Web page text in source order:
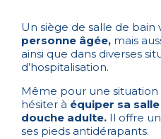
Un siège de salle de bain
personne âgée, mais
ainsi que dans diverses
d’hospitalisation.
Même pour une
hésiter à équiper sa
douche adulte. Il offre
ses pieds antidérapants.